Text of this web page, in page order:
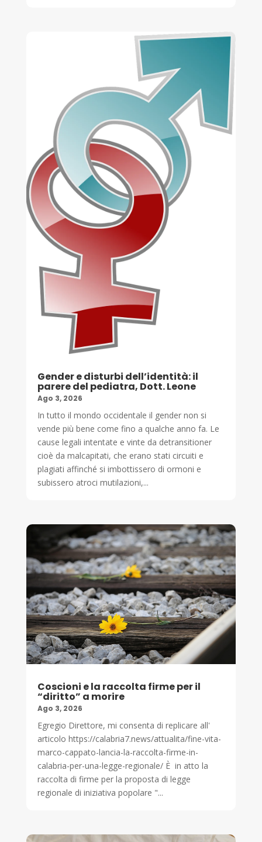
Gender e disturbi dell’identità: il
parere del pediatra, Dott. Leone
Ago 3, 2026
In tutto il mondo occidentale il gender non si
vende più bene come fino a qualche anno fa. Le
cause legali intentate e vinte da detransitioner
cioè da malcapitati, che erano stati circuiti e
plagiati affinché si imbottissero di ormoni e
subissero atroci mutilazioni,...
Coscioni e la raccolta firme per il
“diritto” a morire
Ago 3, 2026
Egregio Direttore, mi consenta di replicare all'
articolo https://calabria7.news/attualita/fine-vita-
marco-cappato-lancia-la-raccolta-firme-in-
calabria-per-una-legge-regionale/ È in atto la
raccolta di firme per la proposta di legge
regionale di iniziativa popolare "...